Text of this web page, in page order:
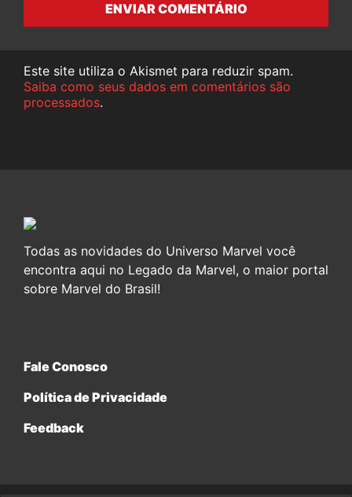
ENVIAR COMENTÁRIO
Este site utiliza o Akismet para reduzir spam.
Saiba como seus dados em comentários são
processados.
Todas as novidades do Universo Marvel você
encontra aqui no Legado da Marvel, o maior portal
sobre Marvel do Brasil!
Fale Conosco
Política de Privacidade
Feedback